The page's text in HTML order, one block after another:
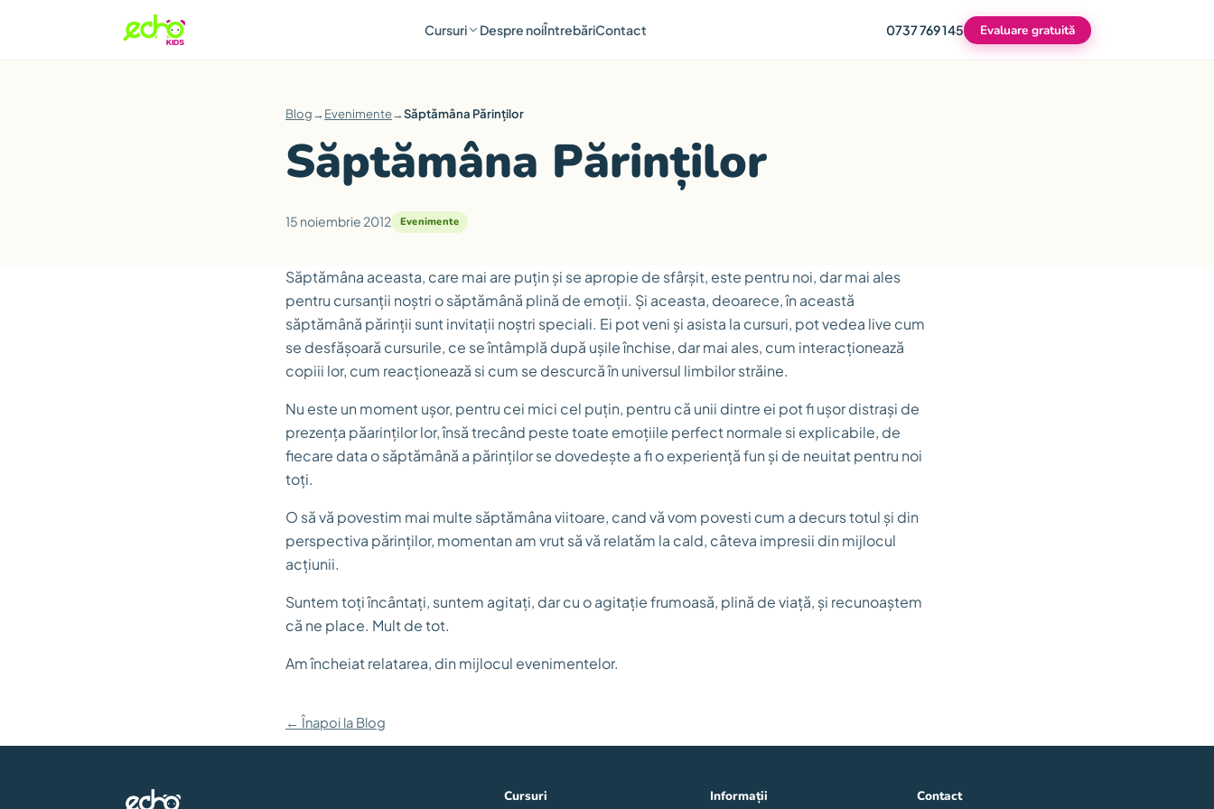
Cursuri Despre noiÎntrebăriContact 0737 769 145 Evaluare gratuită
Blog→Evenimente→Săptămâna Părinților
Săptămâna Părinților
15 noiembrie 2012 Evenimente
Săptămâna aceasta, care mai are puțin și se apropie de sfârșit, este pentru noi, dar mai ales
pentru cursanții noștri o săptămână plină de emoții. Și aceasta, deoarece, în această
săptămână părinții sunt invitații noștri speciali. Ei pot veni și asista la cursuri, pot vedea live cum
se desfășoară cursurile, ce se întâmplă după ușile închise, dar mai ales, cum interacționează
copiii lor, cum reacționează si cum se descurcă în universul limbilor străine.
Nu este un moment ușor, pentru cei mici cel puțin, pentru că unii dintre ei pot fi ușor distrași de
prezența păarinților lor, însă trecând peste toate emoțiile perfect normale si explicabile, de
fiecare data o săptămână a părinților se dovedește a fi o experiență fun și de neuitat pentru noi
toți.
O să vă povestim mai multe săptămâna viitoare, cand vă vom povesti cum a decurs totul și din
perspectiva părinților, momentan am vrut să vă relatăm la cald, câteva impresii din mijlocul
acțiunii.
Suntem toți încântați, suntem agitați, dar cu o agitație frumoasă, plină de viață, și recunoaștem
că ne place. Mult de tot.
Am încheiat relatarea, din mijlocul evenimentelor.
← Înapoi la Blog
Cursuri Informații Contact